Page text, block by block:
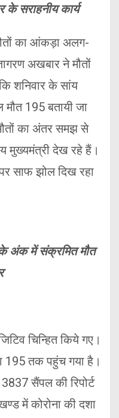
के सराहनीय कार्य
का आंकड़ा अलग-
अखबार ने मौतों
शनिवार के सांय
195 बतायी जा
का अंतर समझ से
मुख्यमंत्री देख रहे हैं।
साफ झोल दिख रहा
अंक में संक्रमित मौत
चिन्हित किये गए।
195 तक पहुंच गया है।
सैंपल की रिपोर्ट
में कोरोना की दशा